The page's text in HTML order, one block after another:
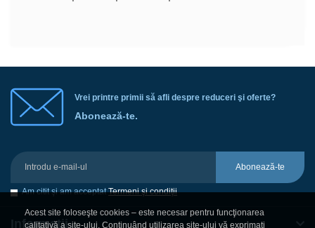
Vrei printre primii să afli despre reduceri şi oferte?
Abonează-te.
Abonează-te
Am citit şi am acceptatTermeni şi condiţii
Informaţii
Acest site foloseşte cookies – este necesar pentru funcţionarea
calitativă a site-ului. Continuând utilizarea site-ului vă exprimaţi